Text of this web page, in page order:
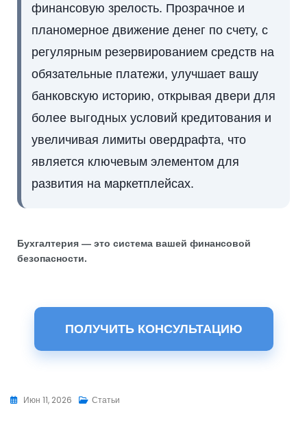
финансовую зрелость. Прозрачное и
планомерное движение денег по счету, с
регулярным резервированием средств на
обязательные платежи, улучшает вашу
банковскую историю, открывая двери для
более выгодных условий кредитования и
увеличивая лимиты овердрафта, что
является ключевым элементом для
развития на маркетплейсах.
Бухгалтерия — это система вашей финансовой
безопасности.
ПОЛУЧИТЬ КОНСУЛЬТАЦИЮ
Июн 11, 2026 Статьи